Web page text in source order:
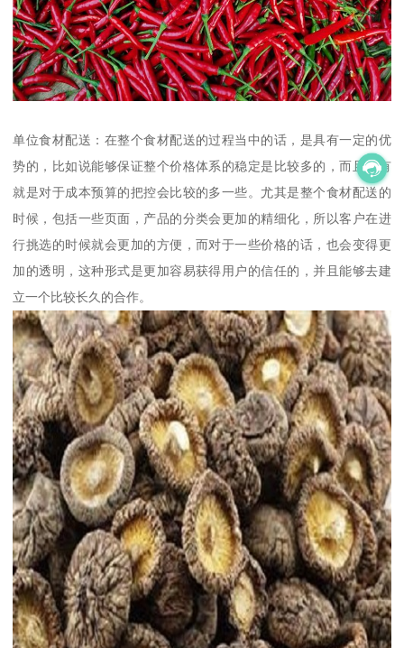
单位食材配送：在整个食材配送的过程当中的话，是具有一定的优
势的，比如说能够保证整个价格体系的稳定是比较多的，而且还有
就是对于成本预算的把控会比较的多一些。尤其是整个食材配送的
时候，包括一些页面，产品的分类会更加的精细化，所以客户在进
行挑选的时候就会更加的方便，而对于一些价格的话，也会变得更
加的透明，这种形式是更加容易获得用户的信任的，并且能够去建
立一个比较长久的合作。